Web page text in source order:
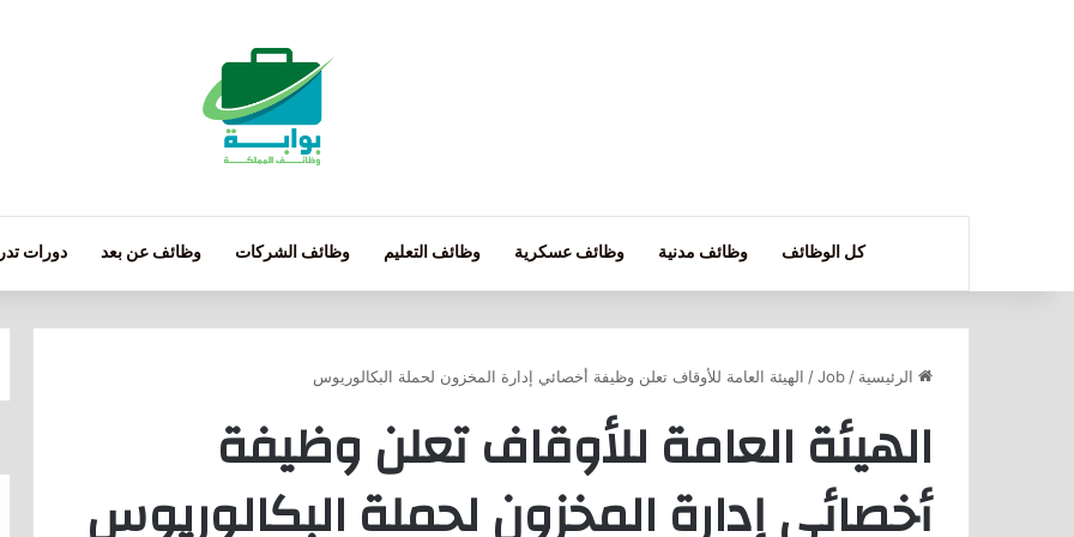
كل الوظائف وظائف مدنية وظائف عسكرية وظائف التعليم وظائف الشركات وظائف عن بعد دورات
الرئيسية /
Job
/ الهيئة العامة للأوقاف تعلن وظيفة أخصائي إدارة المخزون لحملة البكالوريوس
الهيئة العامة للأوقاف تعلن وظيفة
أخصائي إدارة المخزون لحملة البكالوريوس